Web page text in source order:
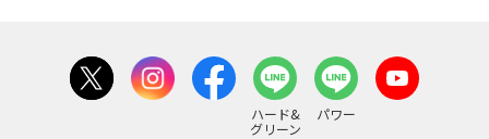
ハード&
グリーン
パワー